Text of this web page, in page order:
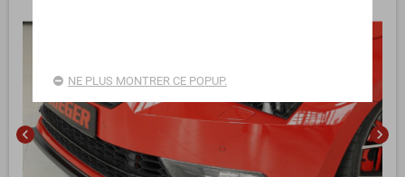
chevron_left chevron_right
NE PLUS MONTRER CE POPUP.